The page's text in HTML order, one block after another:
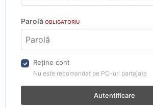
Parolă OBLIGATORIU
Reține cont
Nu este recomandat pe PC-uri partajate
Autentificare